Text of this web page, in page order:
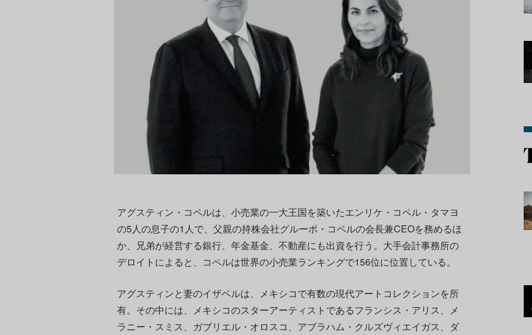
アグスティン・コペルは、小売業の一大王国を築いたエンリケ・コペル・タマヨ
の5人の息子の1人で、父親の持株会社グルーポ・コペルの会長兼CEOを務めるほ
か、兄弟が経営する銀行、年金基金、不動産にも出資を行う。大手会計事務所の
デロイトによると、コペルは世界の小売業ランキングで156位に位置している。
アグスティンと妻のイザベルは、メキシコで有数の現代アートコレクションを所
有。その中には、メキシコのスターアーティストであるフランシス・アリス、メ
ラニー・スミス、ガブリエル・オロスコ、アブラハム・クルズヴィエイガス、ダ